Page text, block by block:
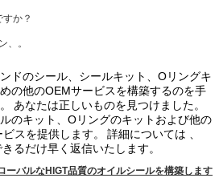
か？
、。
ドのシール、シールキット、Oリングキ
の他のOEMサービスを構築するのを手
あなたは正しいものを見つけました。
のキット、Oリングのキットおよび他の
スを提供します。
詳細については 、
きるだけ早く返信いたします。
ーバルなHIGT品質のオイルシールを構築します